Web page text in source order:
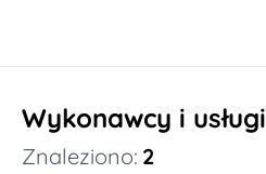
Wykonawcy i usługi
Znaleziono: 2